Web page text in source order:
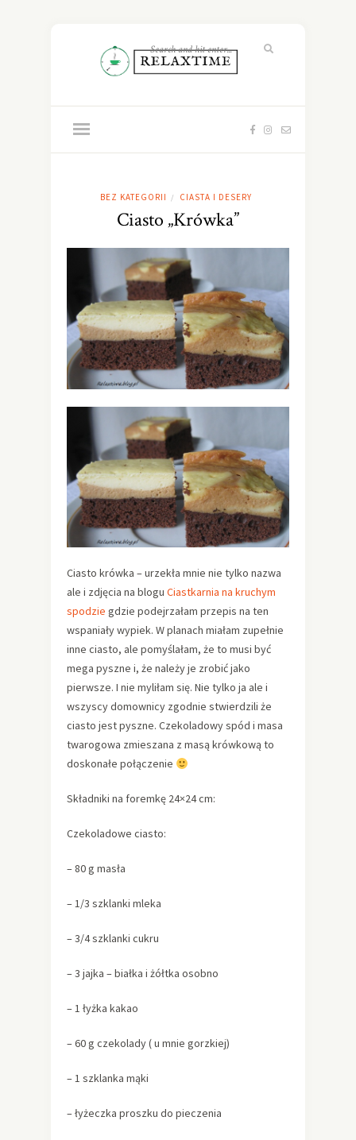
BEZ KATEGORII / CIASTA I DESERY
Ciasto „Krówka”
Ciasto krówka – urzekła mnie nie tylko nazwa
ale i zdjęcia na blogu Ciastkarnia na kruchym
spodzie gdzie podejrzałam przepis na ten
wspaniały wypiek. W planach miałam zupełnie
inne ciasto, ale pomyślałam, że to musi być
mega pyszne i, że należy je zrobić jako
pierwsze. I nie myliłam się. Nie tylko ja ale i
wszyscy domownicy zgodnie stwierdzili że
ciasto jest pyszne. Czekoladowy spód i masa
twarogowa zmieszana z masą krówkową to
doskonałe połączenie
Składniki na foremkę 24×24 cm:
Czekoladowe ciasto:
– 80 g masła
– 1/3 szklanki mleka
– 3/4 szklanki cukru
– 3 jajka – białka i żółtka osobno
– 1 łyżka kakao
– 60 g czekolady ( u mnie gorzkiej)
– 1 szklanka mąki
– łyżeczka proszku do pieczenia